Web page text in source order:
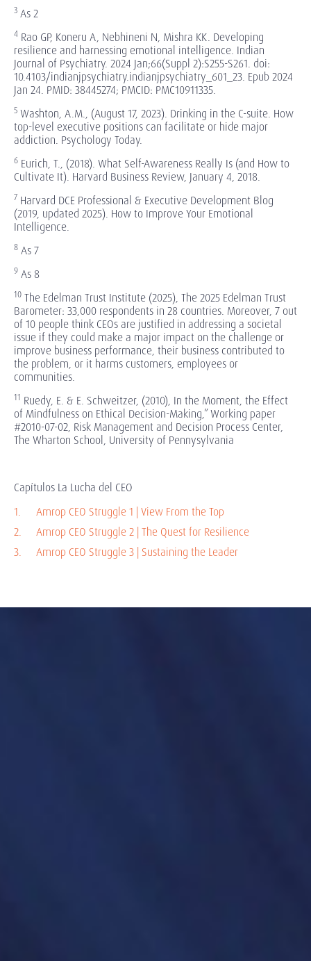
3 As 2
4 Rao GP, Koneru A, Nebhineni N, Mishra KK. Developing
resilience and harnessing emotional intelligence. Indian
Journal of Psychiatry. 2024 Jan;66(Suppl 2):S255-S261. doi:
10.4103/indianjpsychiatry.indianjpsychiatry_601_23. Epub 2024
Jan 24. PMID: 38445274; PMCID: PMC10911335.
5 Washton, A.M., (August 17, 2023). Drinking in the C-suite. How
top-level executive positions can facilitate or hide major
addiction. Psychology Today.
6 Eurich, T., (2018). What Self-Awareness Really Is (and How to
Cultivate It). Harvard Business Review, January 4, 2018.
7 Harvard DCE Professional & Executive Development Blog
(2019, updated 2025). How to Improve Your Emotional
Intelligence.
8 As 7
9 As 8
10 The Edelman Trust Institute (2025), The 2025 Edelman Trust
Barometer: 33,000 respondents in 28 countries. Moreover, 7 out
of 10 people think CEOs are justified in addressing a societal
issue if they could make a major impact on the challenge or
improve business performance, their business contributed to
the problem, or it harms customers, employees or
communities.
11 Ruedy, E. & E. Schweitzer, (2010), In the Moment, the Effect
of Mindfulness on Ethical Decision-Making,” Working paper
#2010-07-02, Risk Management and Decision Process Center,
The Wharton School, University of Pennysylvania
Capítulos La Lucha del CEO
Amrop CEO Struggle 1 | View From the Top
Amrop CEO Struggle 2 | The Quest for Resilience
Amrop CEO Struggle 3 | Sustaining the Leader